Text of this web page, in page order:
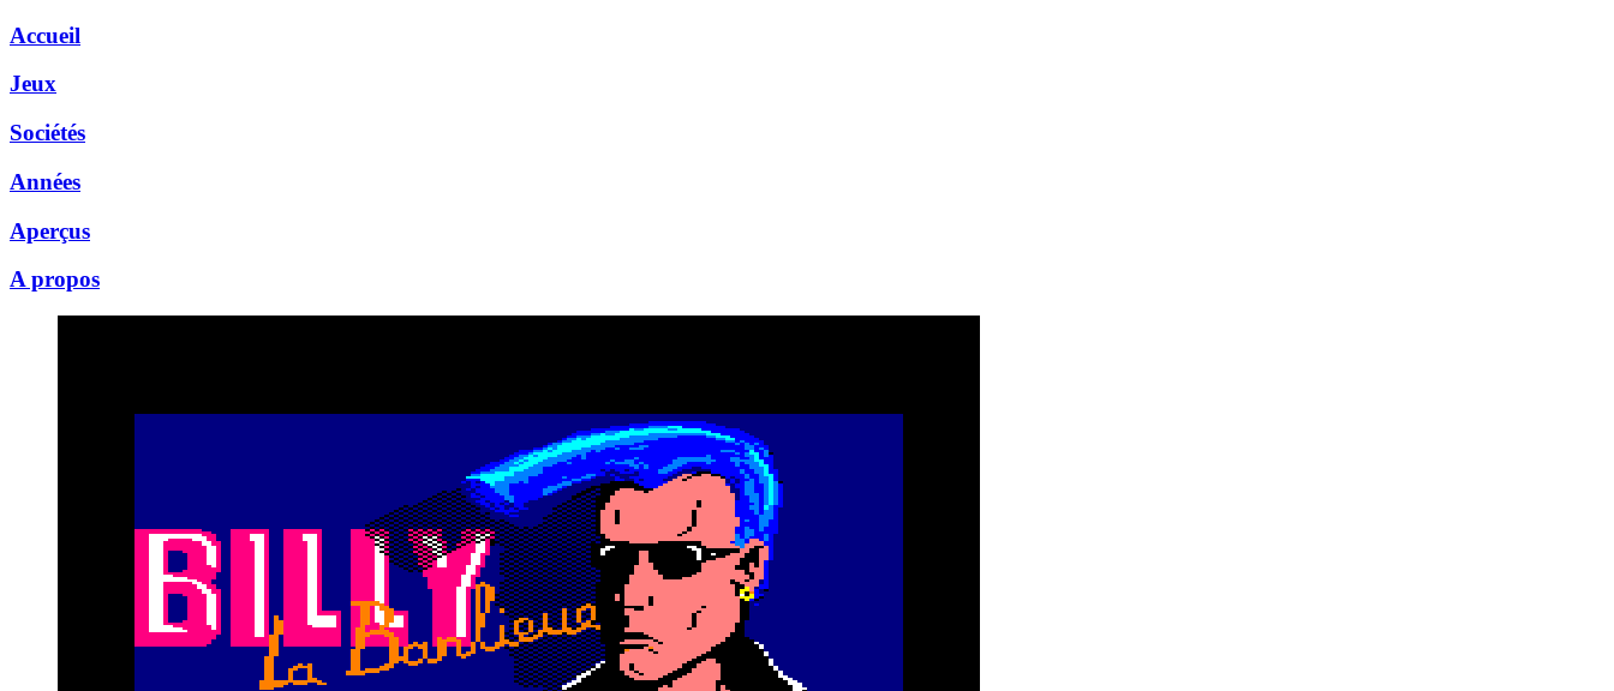
Accueil
Jeux
Sociétés
Années
Aperçus
A propos